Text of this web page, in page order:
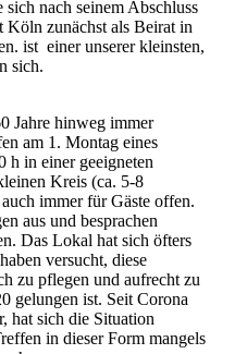
sich nach seinem Abschluss
zunächst als Beirat in
ist einer unserer kleinsten,
sich.
Jahre hinweg immer
am 1. Montag eines
h in einer geeigneten
Kreis (ca. 5-8
immer für Gäste offen.
aus und besprachen
Das Lokal hat sich öfters
versucht, diese
zu pflegen und aufrecht zu
gelungen ist. Seit Corona
hat sich die Situation
in dieser Form mangels